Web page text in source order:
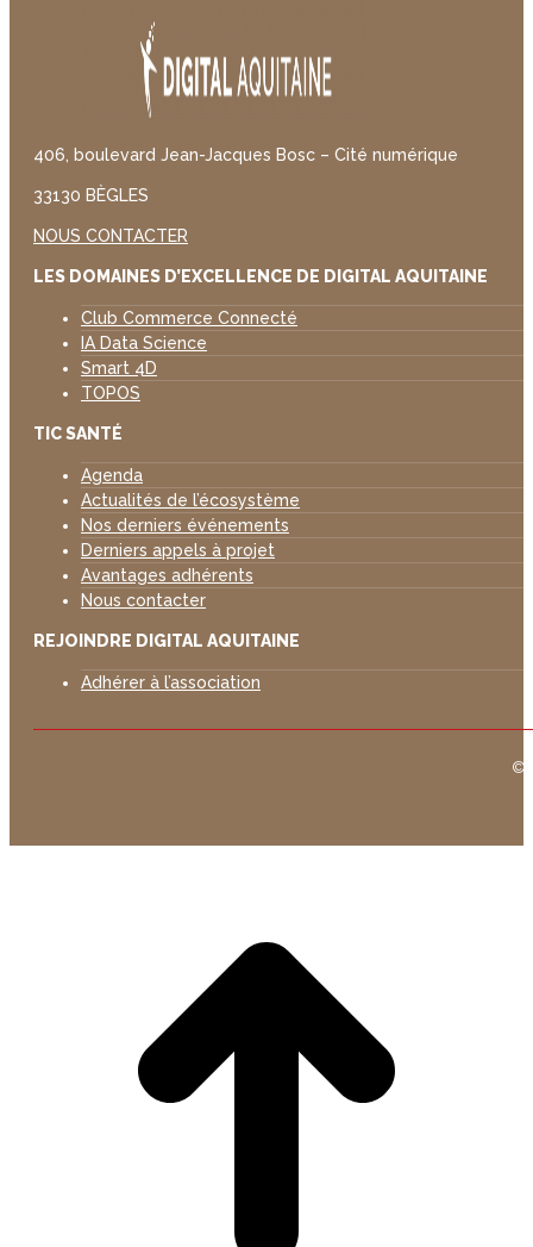
406, boulevard Jean-Jacques Bosc – Cité numérique
33130 BÈGLES
NOUS CONTACTER
LES DOMAINES D’EXCELLENCE DE DIGITAL AQUITAINE
Club Commerce Connecté
IA Data Science
Smart 4D
TOPOS
TIC SANTÉ
Agenda
Actualités de l’écosystème
Nos derniers événements
Derniers appels à projet
Avantages adhérents
Nous contacter
REJOINDRE DIGITAL AQUITAINE
Adhérer à l’association